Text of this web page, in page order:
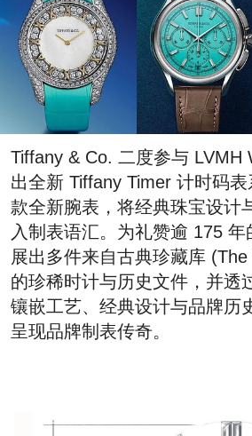
Tiffany & Co. 二度参与 LVMH
出全新 Tiffany Timer 计时码
款全新腕表，将经典珠宝设计
入制表语汇。为礼赞逾 175
展出多件来自古典珍藏库
的珍稀时计与历史文件，并透
镶嵌工艺、经典设计与品牌历
呈现品牌制表传奇。